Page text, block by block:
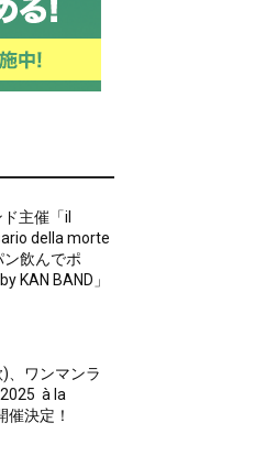
主催「il
della morte
ン飲んでポ
KAN BAND」
、ワンマンラ
à la
決定！